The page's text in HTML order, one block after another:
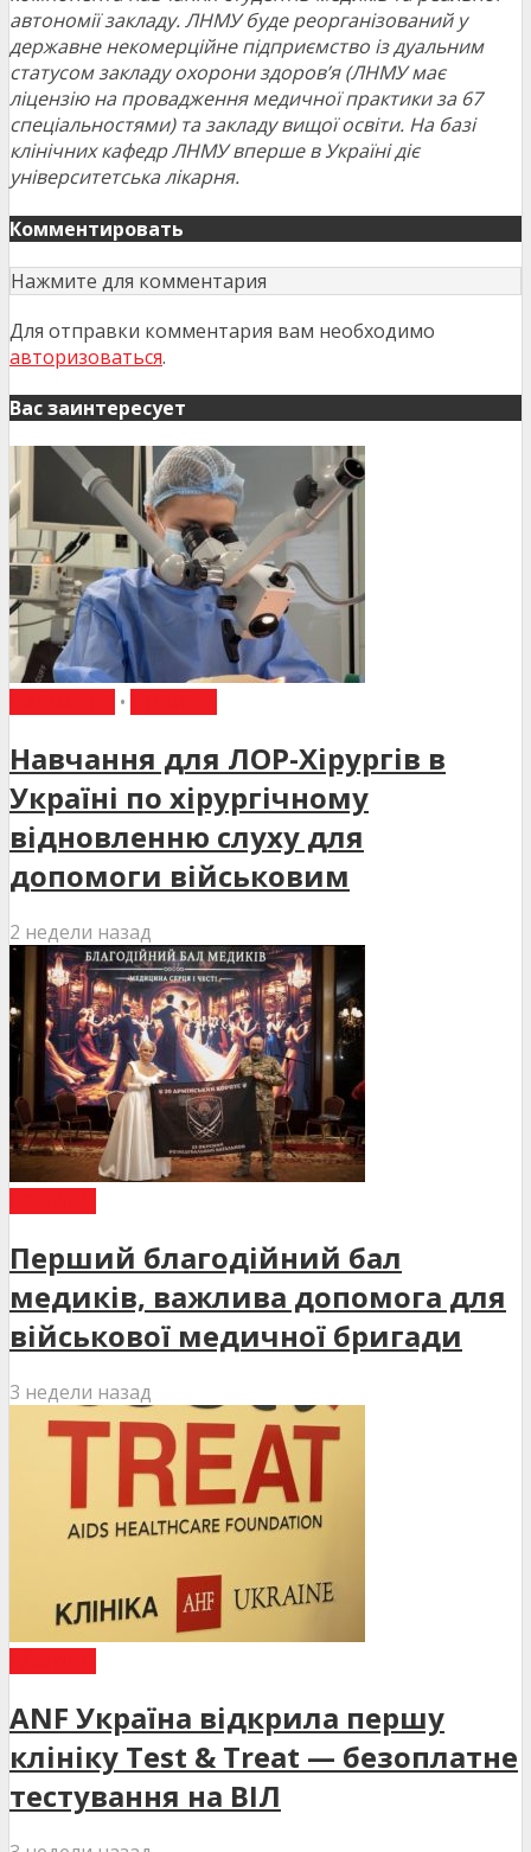
автономії закладу. ЛНМУ буде реорганізований у
державне некомерційне підприємство із дуальним
статусом закладу охорони здоров’я (ЛНМУ має
ліцензію на провадження медичної практики за 67
спеціальностями) та закладу вищої освіти. На базі
клінічних кафедр ЛНМУ вперше в Україні діє
університетська лікарня.
Комментировать
Нажмите для комментария
Для отправки комментария вам необходимо
авторизоваться.
Вас заинтересует
•
Навчання для ЛОР-Хірургів в
Україні по хірургічному
відновленню слуху для
допомоги військовим
2 недели назад
Перший благодійний бал
медиків, важлива допомога для
військової медичної бригади
3 недели назад
ANF Україна відкрила першу
клініку Test & Treat — безоплатне
тестування на ВІЛ